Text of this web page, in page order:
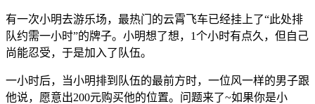
有一次小明去游乐场，最热门的云霄飞车已经挂上了“此处排
队约需一小时”的牌子。小明想了想，1个小时有点久，但自己
尚能忍受，于是加入了队伍。
一小时后，当小明排到队伍的最前方时，一位风一样的男子跟
他说，愿意出200元购买他的位置。问题来了~如果你是小